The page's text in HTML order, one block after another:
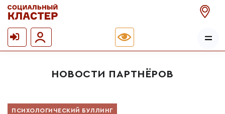
НОВОСТИ ПАРТНЁРОВ
ПСИХОЛОГИЧЕСКИЙ БУЛЛИНГ